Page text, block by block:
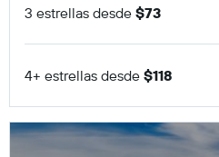
3 estrellas desde $73
4+ estrellas desde $118